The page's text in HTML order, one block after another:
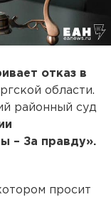
отказ в
области.
районный суд
– За правду».
просит